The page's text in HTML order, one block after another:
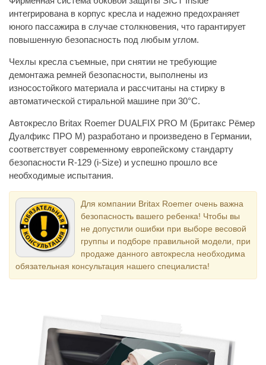
интегрирована в корпус кресла и надежно предохраняет
юного пассажира в случае столкновения, что гарантирует
повышенную безопасность под любым углом.
Чехлы кресла съемные, при снятии не требующие
демонтажа ремней безопасности, выполнены из
износостойкого материала и рассчитаны на стирку в
автоматической стиральной машине при 30°С.
Автокресло Britax Roemer DUALFIX PRO M (Бритакс Рёмер
Дуалфикс ПРО М) разработано и произведено в Германии,
соответствует современному европейскому стандарту
безопасности R-129 (i-Size) и успешно прошло все
необходимые испытания.
Для компании Britax Roemer очень важна
безопасность вашего ребенка! Чтобы вы
не допустили ошибки при выборе весовой
группы и подборе правильной модели, при
продаже данного автокресла необходима
обязательная консультация нашего специалиста!